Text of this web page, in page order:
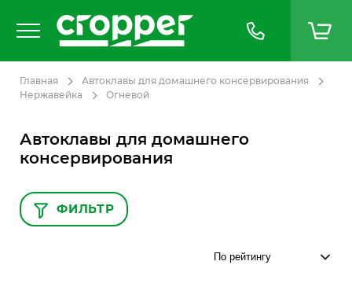
Главная
Автоклавы для домашнего консервирования
Нержавейка
Огневой
Автоклавы для домашнего
консервирования
ФИЛЬТР